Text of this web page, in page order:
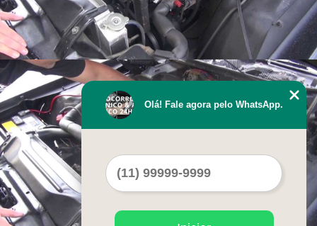
Olá! Fale agora pelo WhatsApp.